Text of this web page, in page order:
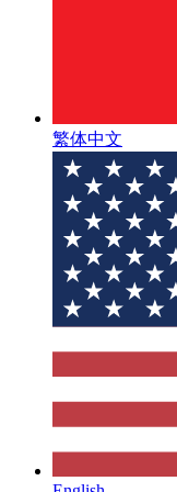
繁体中文